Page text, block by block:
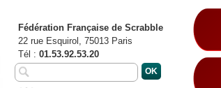
Fédération Française de Scrabble
22 rue Esquirol, 75013 Paris
Tél : 01.53.92.53.20